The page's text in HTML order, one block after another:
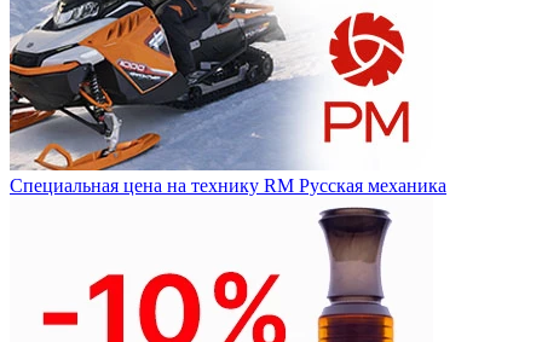
Специальная цена на технику RM Русская механика